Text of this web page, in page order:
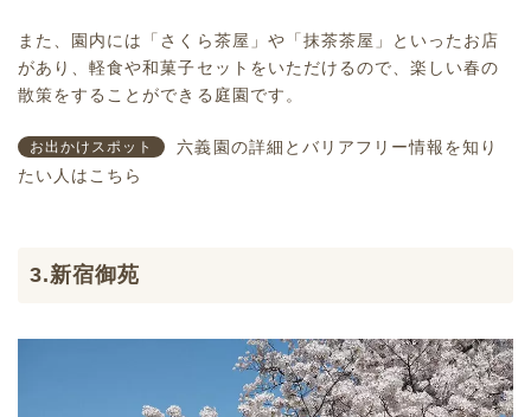
また、園内には「さくら茶屋」や「抹茶茶屋」といったお店
があり、軽食や和菓子セットをいただけるので、楽しい春の
散策をすることができる庭園です。
お出かけスポット
六義園の詳細とバリアフリー情報を知り
たい人はこちら
3.新宿御苑